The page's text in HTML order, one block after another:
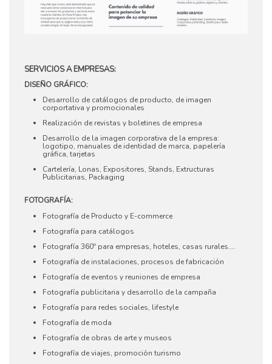
SERVICIOS A EMPRESAS:
DISEÑO GRÁFICO:
Desarrollo de catálogos de producto, de imagen
corportativa y promocionales
Realización de revistas y boletines de empresa
Desarrollo de la imagen corporativa de la empresa:
logotipo, manuales de identidad de marca, papelería
gráfica, tarjetas
Cartelería, Lonas, Expositores, Stands, Extructuras
Publicitarias, Packaging
FOTOGRAFÍA:
Fotografía de Producto y E-commerce
Fotografía para catálogos
Fotografía 360º para empresas, hoteles, casas rurales....
Fotografía de instalaciones, procesos de fabricación
Fotografía de eventos y reuniones de empresa
Fotografía publicitaria y desarrollo de la campaña
Fotografía para redes sociales, lifestyle
Fotografía de moda
Fotografía de obras de arte y museos
Fotografía de viajes, promoción turismo